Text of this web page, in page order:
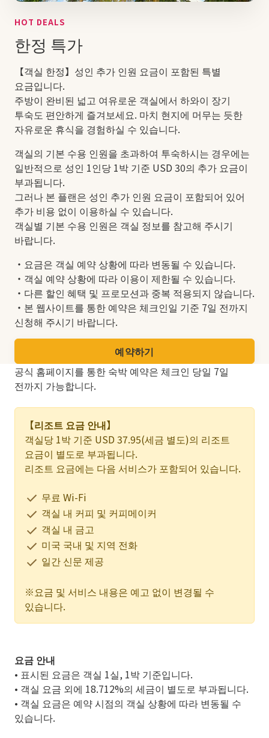
HOT DEALS
한정 특가
【객실 한정】성인 추가 인원 요금이 포함된 특별
요금입니다.
주방이 완비된 넓고 여유로운 객실에서 하와이 장기
투숙도 편안하게 즐겨보세요. 마치 현지에 머무는 듯한
자유로운 휴식을 경험하실 수 있습니다.
객실의 기본 수용 인원을 초과하여 투숙하시는 경우에는
일반적으로 성인 1인당 1박 기준 USD 30의 추가 요금이
부과됩니다.
그러나 본 플랜은 성인 추가 인원 요금이 포함되어 있어
추가 비용 없이 이용하실 수 있습니다.
객실별 기본 수용 인원은 객실 정보를 참고해 주시기
바랍니다.
・요금은 객실 예약 상황에 따라 변동될 수 있습니다.
・객실 예약 상황에 따라 이용이 제한될 수 있습니다.
・다른 할인 혜택 및 프로모션과 중복 적용되지 않습니다.
・본 웹사이트를 통한 예약은 체크인일 기준 7일 전까지
신청해 주시기 바랍니다.
예약하기
공식 홈페이지를 통한 숙박 예약은 체크인 당일 7일
전까지 가능합니다.
【리조트 요금 안내】
객실당 1박 기준 USD 37.95(세금 별도)의 리조트
요금이 별도로 부과됩니다.
리조트 요금에는 다음 서비스가 포함되어 있습니다.
무료 Wi-Fi
객실 내 커피 및 커피메이커
객실 내 금고
미국 국내 및 지역 전화
일간 신문 제공
※요금 및 서비스 내용은 예고 없이 변경될 수
있습니다.
요금 안내
• 표시된 요금은 객실 1실, 1박 기준입니다.
• 객실 요금 외에 18.712%의 세금이 별도로 부과됩니다.
• 객실 요금은 예약 시점의 객실 상황에 따라 변동될 수
있습니다.